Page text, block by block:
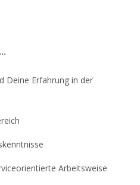
Deine Erfahrung in der
Arbeitsweise